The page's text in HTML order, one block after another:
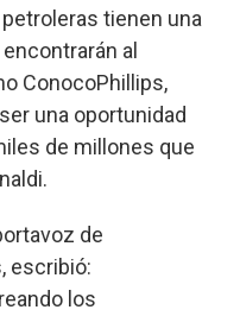
tienen una
al
ConocoPhillips,
una oportunidad
de millones que
de
escribió:
los